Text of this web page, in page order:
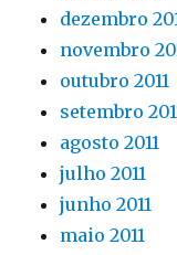
dezembro
novembro
outubro 2011
setembro
agosto 2011
julho 2011
junho 2011
maio 2011